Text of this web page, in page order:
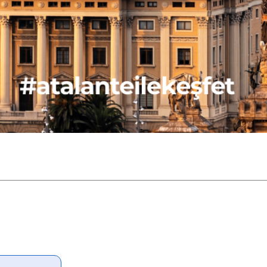
Göl çevresindeki
el sanatları merkezi, değerli
ediyoruz. Daha sonra Sri
doğru yola çıkıyoruz.
yapıyor, Gangarama Tapınağı,
Pokuna Tiyatrosu ve okyanus
gibi önemli noktaları görüyoruz.
transfer oluyoruz.